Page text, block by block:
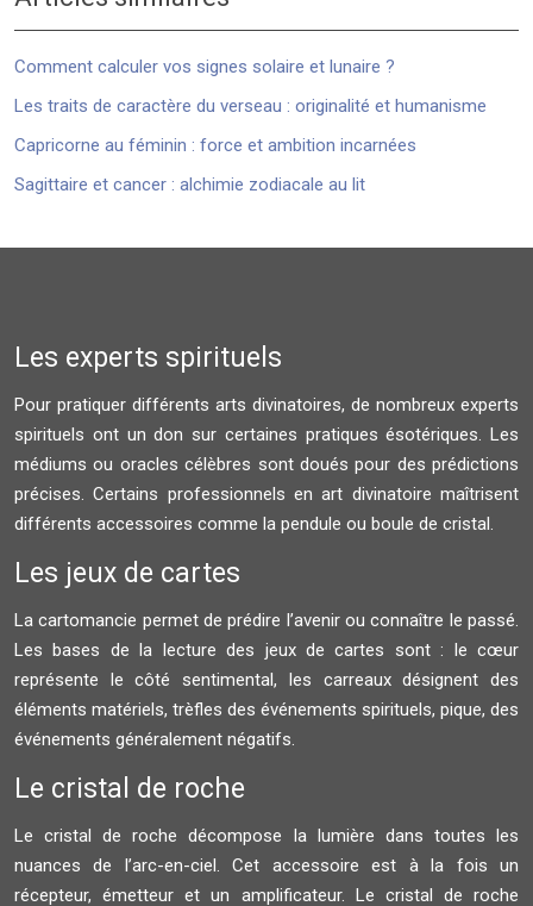
Comment calculer vos signes solaire et lunaire ?
Les traits de caractère du verseau : originalité et humanisme
Capricorne au féminin : force et ambition incarnées
Sagittaire et cancer : alchimie zodiacale au lit
Les experts spirituels
Pour pratiquer différents arts divinatoires, de nombreux experts
spirituels ont un don sur certaines pratiques ésotériques. Les
médiums ou oracles célèbres sont doués pour des prédictions
précises. Certains professionnels en art divinatoire maîtrisent
différents accessoires comme la pendule ou boule de cristal.
Les jeux de cartes
La cartomancie permet de prédire l’avenir ou connaître le passé.
Les bases de la lecture des jeux de cartes sont : le cœur
représente le côté sentimental, les carreaux désignent des
éléments matériels, trèfles des événements spirituels, pique, des
événements généralement négatifs.
Le cristal de roche
Le cristal de roche décompose la lumière dans toutes les
nuances de l’arc-en-ciel. Cet accessoire est à la fois un
récepteur, émetteur et un amplificateur. Le cristal de roche